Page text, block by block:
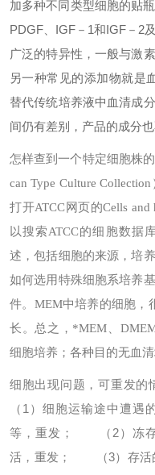
加多种不同类型细胞的贴
PDGF、IGF－1和IGF－2
广泛的特异性，一般与激
另一种常见的添加物就是
替代传统培养液中血清成
间仍有差别，产品的成分也
怎样查到一个特定细胞株
can Type Culture
打开ATCC网页的Cells
以搜索ATCC的细胞数据
述，包括细胞的来源，培
如何选用特殊细胞系培养基
件。MEM中培养的细胞，
长。总之，*MEM、
细胞培养；各种目的无血
细胞出现问题，可重发的
（1）细胞运输途中遭遇
等，重发；
（2）冻存
活，重发；
（3）存活的